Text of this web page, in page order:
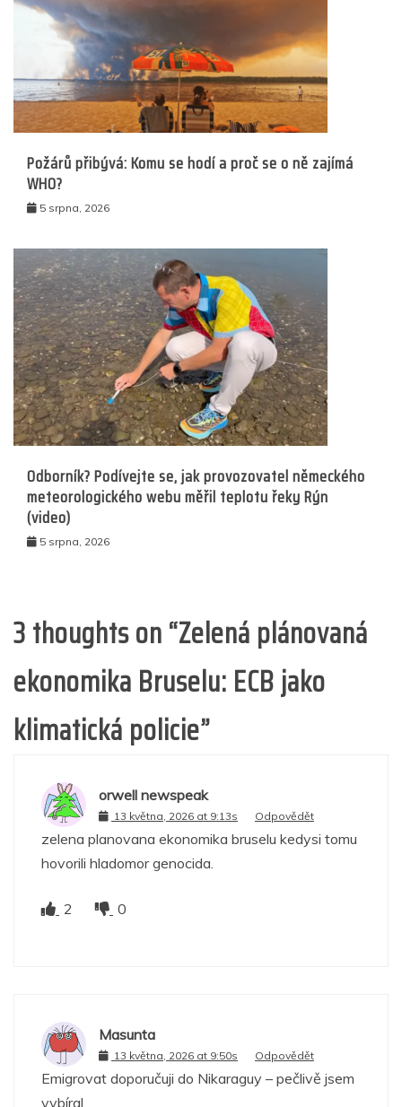
Požárů přibývá: Komu se hodí a proč se o ně zajímá
WHO?
5 srpna, 2026
Odborník? Podívejte se, jak provozovatel německého
meteorologického webu měřil teplotu řeky Rýn
(video)
5 srpna, 2026
3 thoughts on “Zelená plánovaná
ekonomika Bruselu: ECB jako
klimatická policie”
orwell newspeak
13 května, 2026 at 9:13s Odpovědět
zelena planovana ekonomika bruselu kedysi tomu
hovorili hladomor genocida.
2 0
Masunta
13 května, 2026 at 9:50s Odpovědět
Emigrovat doporučuji do Nikaraguy – pečlivě jsem
vybíral.